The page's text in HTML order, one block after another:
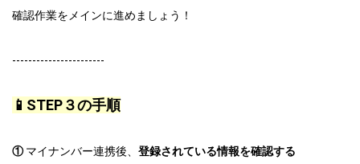
確認作業をメインに進めましょう！
-----------------------
📱STEP３の手順
①マイナンバー連携後、 登録されている情報を確認する